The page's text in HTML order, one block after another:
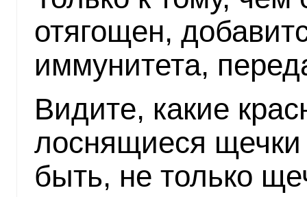
отягощен,
иммунитета,
Видите, какие
лоснящиеся
быть, не только